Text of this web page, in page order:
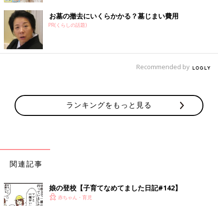
お墓の撤去にいくらかかる？墓じまい費用
PR(くらしの話題)
Recommended by
ランキングをもっと見る
関連記事
娘の登校【子育てなめてました日記#142】
赤ちゃん・育児